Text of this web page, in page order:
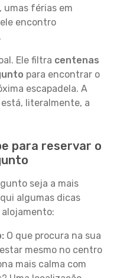
umas férias em
encontro
Ele filtra centenas
para encontrar o
escapadela. A
literalmente, a
para reservar o
seja a mais
algumas dicas
alojamento:
O que procura na sua
mesmo no centro
mais calma com